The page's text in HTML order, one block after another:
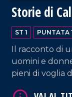
Storie di
ST 1 PUNTATA
Il racconto di
uomini e
pieni di voglia
VAI AL TITOLO